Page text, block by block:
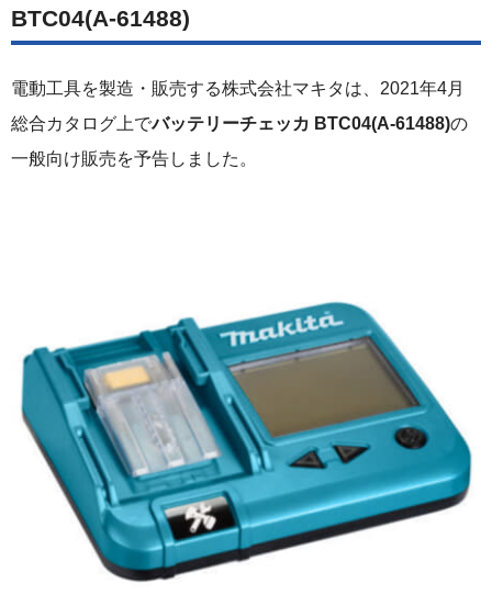
BTC04(A-61488)
電動工具を製造・販売する株式会社マキタは、2021年4月
総合カタログ上でバッテリーチェッカ BTC04(A-61488)の
一般向け販売を予告しました。